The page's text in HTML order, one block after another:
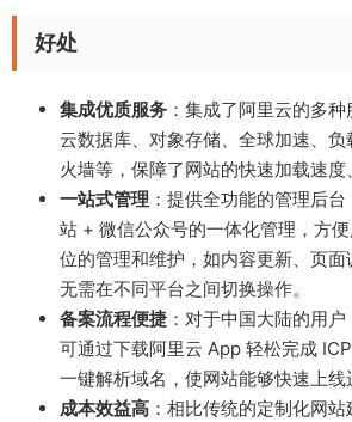
好处
集成优质服务 ：集成了阿里云的多种
云数据库、对象存储、全球加速、
火墙等，保障了网站的快速加载速度
一站式管理 ：提供全功能的管理后
站 + 微信公众号的一体化管理，方
位的管理和维护，如内容更新、页面
无需在不同平台之间切换操作。
备案流程便捷 ：对于中国大陆的用
可通过下载阿里云 App 轻松完成
一键解析域名，使网站能够快速上线
成本效益高 ：相比传统的定制化网